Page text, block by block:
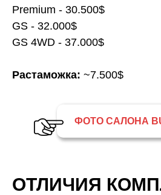
Premium - 30.500$
GS - 32.000$
GS 4WD - 37.000$
Растаможка: ~7.500$
ФОТО САЛОНА
ОТЛИЧИЯ